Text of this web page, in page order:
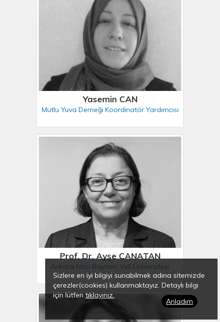
Yasemin CAN
Mutlu Yuva Derneği Koordinatör Yardımcısı
Prof. Dr. Ayşe CANATAN
Ankara Hacı Bayram Veli Üniversitesi
Sizlere en iyi bilgiyi sunabilmek adına sitemizde
çerezler(cookies) kullanmaktayız. Detaylı bilgi
için lütfentıklayınız.
Anladım